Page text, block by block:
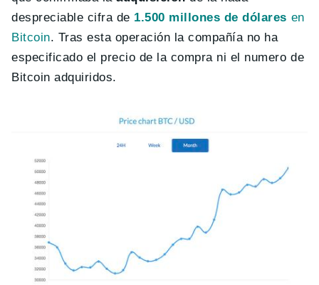
despreciable cifra de 1.500 millones de dólares en
Bitcoin. Tras esta operación la compañía no ha
especificado el precio de la compra ni el numero de
Bitcoin adquiridos.